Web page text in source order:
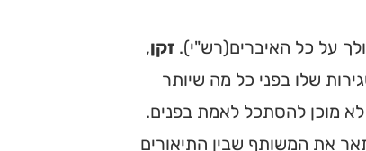
על כל האיברים(רש"י). זקן,
שלו בפני כל מה שיותר
מוכן להסתכל לאמת בפנים.
את המשותף שבין התיאורים